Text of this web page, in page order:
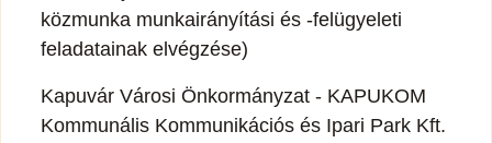
közmunka munkairányítási és -felügyeleti
feladatainak elvégzése)
Kapuvár Városi Önkormányzat - KAPUKOM
Kommunális Kommunikációs és Ipari Park Kft.